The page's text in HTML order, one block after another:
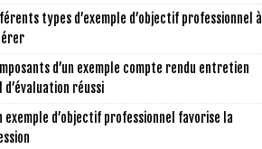
types d’exemple d’objectif professionnel à
d’un exemple compte rendu entretien
d’évaluation réussi
exemple d’objectif professionnel favorise la